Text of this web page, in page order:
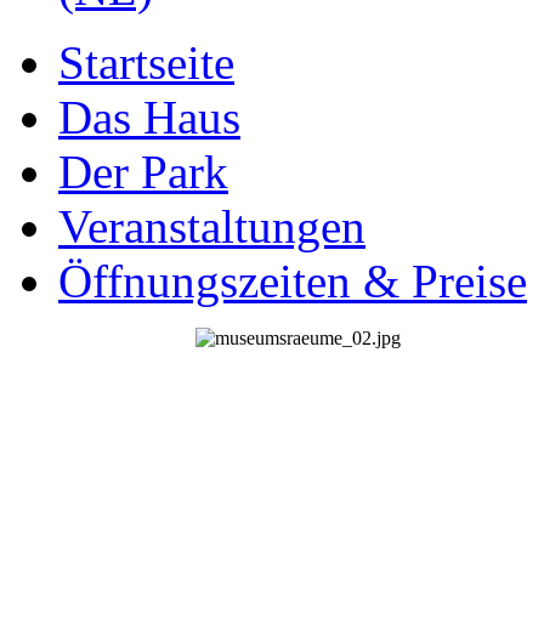
Startseite
Das Haus
Der Park
Veranstaltungen
Öffnungszeiten & Preise